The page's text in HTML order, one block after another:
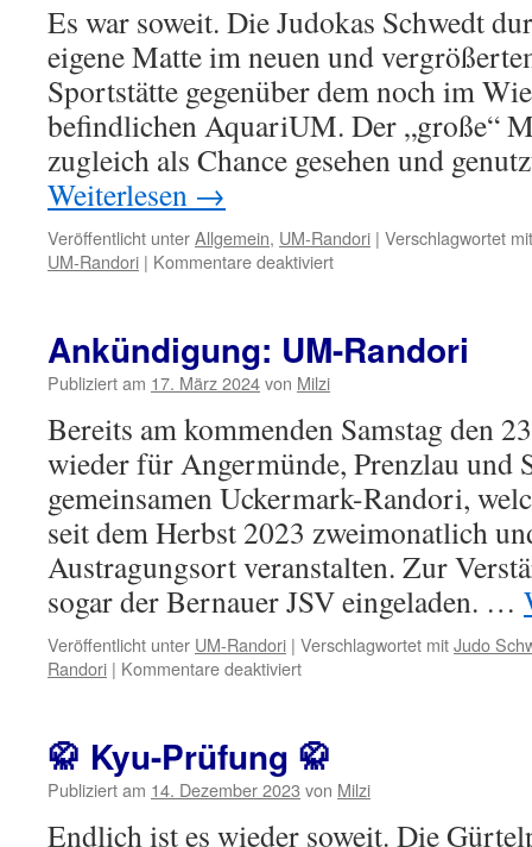
Es war soweit. Die Judokas Schwedt
eigene Matte im neuen und
Sportstätte gegenüber dem noch im
befindlichen AquariUM. Der „große“
zugleich als Chance gesehen und
Weiterlesen →
Veröffentlicht unterAllgemein, UM-Randori | Verschlagwortet mit
UM-Randori | Kommentare deaktiviertfür
UM-
neuen
Dojo
Ankündigung: UM-Randori
Publiziert am 17. März 2024von Milzi
Bereits am kommenden Samstag den
wieder für Angermünde, Prenzlau und
gemeinsamen Uckermark-Randori,
seit dem Herbst 2023 zweimonatlich
Austragungsort veranstalten. Zur
sogar der Bernauer JSV eingeladen. …
Veröffentlicht unter UM-Randori | Verschlagwortet mitJudo
Randori | Kommentare deaktiviertfür
Randori
🥋 Kyu-Prüfung 🥋
Publiziert am 14. Dezember 2023 von Milzi
Endlich ist es wieder soweit. Die